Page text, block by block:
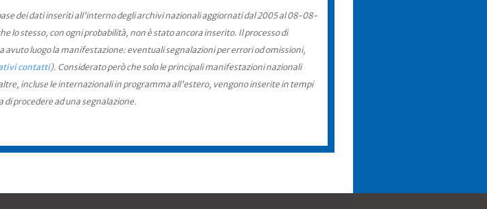
dei dati inseriti all'interno degli archivi nazionali aggiornati dal 2005 al 08-08-
lo stesso, con ogni probabilità, non è stato ancora inserito. Il processo di
luogo la manifestazione: eventuali segnalazioni per errori od omissioni,
contatti). Considerato però che solo le principali manifestazioni nazionali
incluse le internazionali in programma all'estero, vengono inserite in tempi
procedere ad una segnalazione.